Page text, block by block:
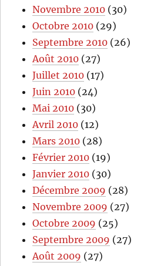
Novembre 2010 (30)
Octobre 2010 (29)
Septembre 2010 (26)
Août 2010 (27)
Juillet 2010 (17)
Juin 2010 (24)
Mai 2010 (30)
Avril 2010 (12)
Mars 2010 (28)
Février 2010 (19)
Janvier 2010 (30)
Décembre 2009 (28)
Novembre 2009 (27)
Octobre 2009 (25)
Septembre 2009 (27)
Août 2009 (27)